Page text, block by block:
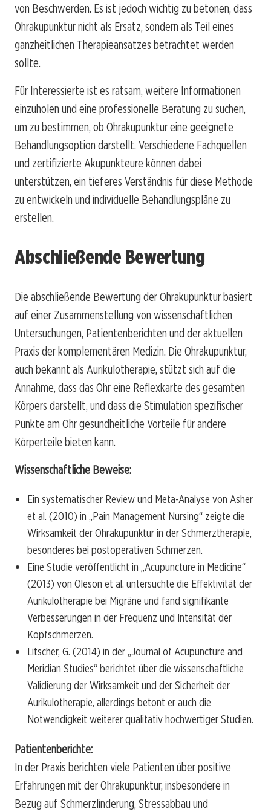
von Beschwerden. Es ist jedoch wichtig zu betonen, dass
Ohrakupunktur nicht als Ersatz, sondern als Teil eines
ganzheitlichen Therapieansatzes betrachtet werden
sollte.
Für Interessierte ist es ratsam, weitere Informationen
einzuholen und eine professionelle Beratung zu suchen,
um zu bestimmen, ob Ohrakupunktur eine geeignete
Behandlungsoption darstellt. Verschiedene Fachquellen
und zertifizierte Akupunkteure können dabei
unterstützen, ein tieferes Verständnis für diese Methode
zu entwickeln und individuelle Behandlungspläne zu
erstellen.
Abschließende Bewertung
Die abschließende Bewertung der Ohrakupunktur basiert
auf einer Zusammenstellung von wissenschaftlichen
Untersuchungen, Patientenberichten und der aktuellen
Praxis der komplementären Medizin. Die Ohrakupunktur,
auch bekannt als Aurikulotherapie, stützt sich auf die
Annahme, dass das Ohr eine Reflexkarte des gesamten
Körpers darstellt, und dass die Stimulation spezifischer
Punkte am Ohr gesundheitliche Vorteile für andere
Körperteile bieten kann.
Wissenschaftliche Beweise:
Ein systematischer Review und Meta-Analyse von Asher
et al. (2010) in „Pain Management Nursing“ zeigte die
Wirksamkeit der Ohrakupunktur in der Schmerztherapie,
besonderes bei postoperativen Schmerzen.
Eine Studie veröffentlicht in „Acupuncture in Medicine“
(2013) von Oleson et al. untersuchte die Effektivität der
Aurikulotherapie bei Migräne und fand signifikante
Verbesserungen in der Frequenz und Intensität der
Kopfschmerzen.
Litscher, G. (2014) in der „Journal of Acupuncture and
Meridian Studies“ berichtet über die wissenschaftliche
Validierung der Wirksamkeit und der Sicherheit der
Aurikulotherapie, allerdings betont er auch die
Notwendigkeit weiterer qualitativ hochwertiger Studien.
Patientenberichte:
In der Praxis berichten viele Patienten über positive
Erfahrungen mit der Ohrakupunktur, insbesondere in
Bezug auf Schmerzlinderung, Stressabbau und